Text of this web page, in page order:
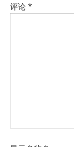
评论*